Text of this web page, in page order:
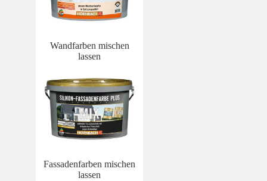
Wandfarben mischen
lassen
Fassadenfarben mischen
lassen